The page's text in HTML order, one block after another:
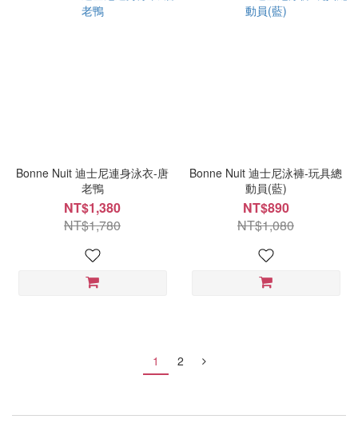
Bonne Nuit 迪士尼連身泳衣-唐
老鴨
NT$1,380
NT$1,780
Bonne Nuit 迪士尼泳褲-玩具總
動員(藍)
NT$890
NT$1,080
1 2